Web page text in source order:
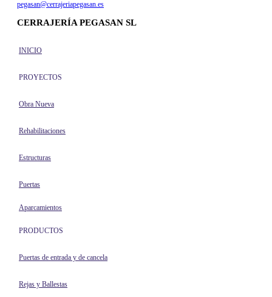
pegasan@cerrajeriapegasan.es
CERRAJERÍA PEGASAN SL
INICIO
PROYECTOS
Obra Nueva
Rehabilitaciones
Estructuras
Puertas
Aparcamientos
PRODUCTOS
Puertas de entrada y de cancela
Rejas y Ballestas